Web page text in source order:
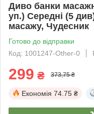
Диво банки
уп.) Середні (5
масажу, Чудесник
Готово до відправки
Код: 1001247-Other-0
299 ₴ 373,75 ₴
Економія 74.75 ₴